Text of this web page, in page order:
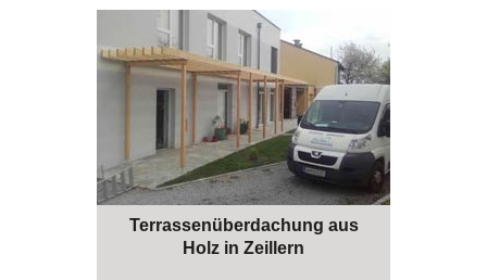
Terrassenüberdachung aus
Holz in Zeillern